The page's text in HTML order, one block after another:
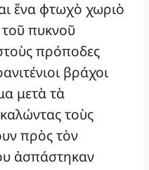
ἕνα φτωχὸ χωριὸ
πυκνοῦ
πρόποδες
βράχοι
μετὰ τὰ
τοὺς
πρὸς τὸν
ἀσπάστηκαν